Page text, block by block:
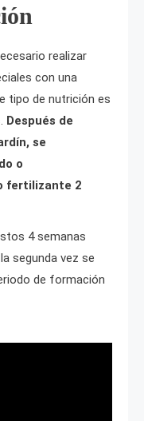
realizar
con una
tipo de nutrición es
Después de
se
o
fertilizante 2
4 semanas
segunda vez se
de formación